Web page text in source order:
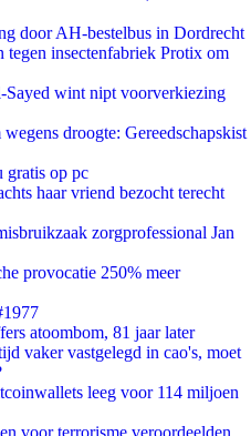
door AH-bestelbus in Dordrecht
insectenfabriek Protix om
Sayed wint nipt voorverkiezing
droogte: Gereedschapskist
gratis op pc
haar vriend bezocht terecht
zorgprofessional Jan
provocatie 250% meer
atoombom, 81 jaar later
vaker vastgelegd in cao's, moet
leeg voor 114 miljoen
voor terrorisme veroordeelden